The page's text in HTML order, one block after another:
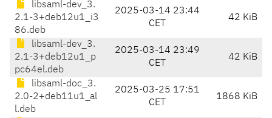
libsaml-dev_3.
2.1-3+deb12u1_i3
86.deb
2025-03-14 23:44
CET
42 KiB
libsaml-dev_3.
2.1-3+deb12u1_p
pc64el.deb
2025-03-14 23:49
CET
42 KiB
libsaml-doc_3.
2.0-2+deb11u1_al
l.deb
2025-03-25 17:51
CET
1868 KiB